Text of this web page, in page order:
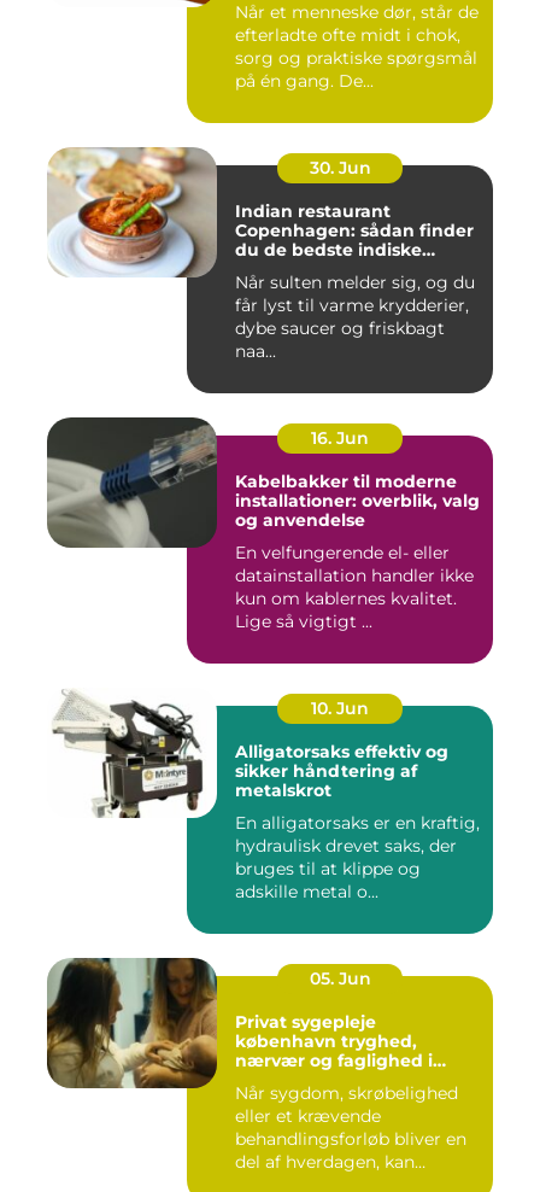
Når et menneske dør, står de
efterladte ofte midt i chok,
sorg og praktiske spørgsmål
på én gang. De...
30. Jun
Indian restaurant
Copenhagen: sådan finder
du de bedste indiske
Når sulten melder sig, og du
får lyst til varme krydderier,
dybe saucer og friskbagt
naa...
16. Jun
Kabelbakker til moderne
installationer: overblik, valg
og anvendelse
En velfungerende el- eller
datainstallation handler ikke
kun om kablernes kvalitet.
Lige så vigtigt ...
10. Jun
Alligatorsaks effektiv og
sikker håndtering af
metalskrot
En alligatorsaks er en kraftig,
hydraulisk drevet saks, der
bruges til at klippe og
adskille metal o...
05. Jun
Privat sygepleje
københavn tryghed,
nærvær og faglighed i
Når sygdom, skrøbelighed
eller et krævende
behandlingsforløb bliver en
del af hverdagen, kan